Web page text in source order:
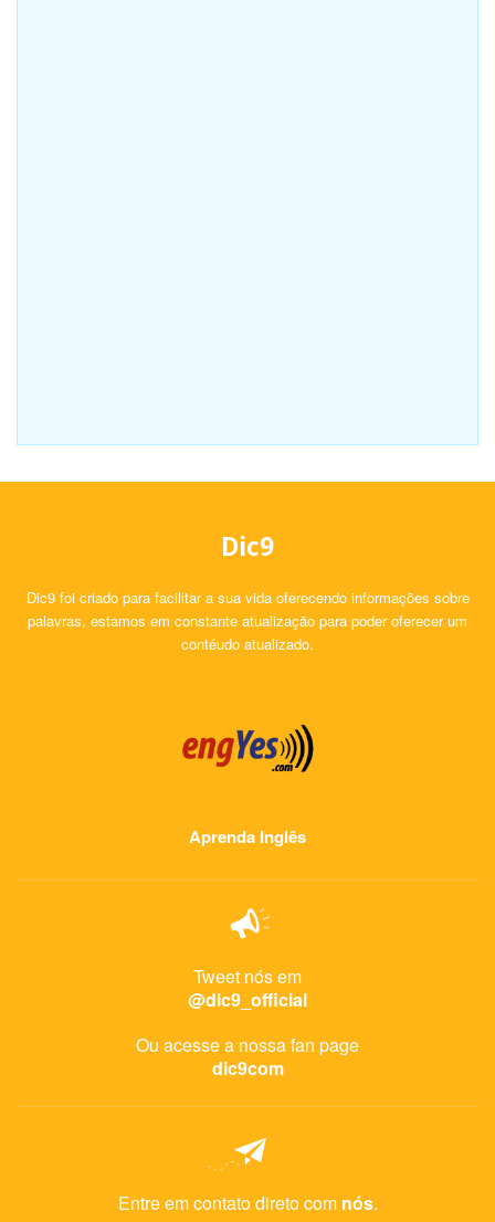
Dic9
Dic9 foi criado para facilitar a sua vida oferecendo informações sobre
palavras, estamos em constante atualização para poder oferecer um
contéudo atualizado.
Aprenda Inglês
Tweet nós em
@dic9_official
Ou acesse a nossa fan page
dic9com
Entre em contato direto com nós.